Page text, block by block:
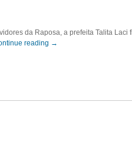
da Raposa, a prefeita Talita
reading →